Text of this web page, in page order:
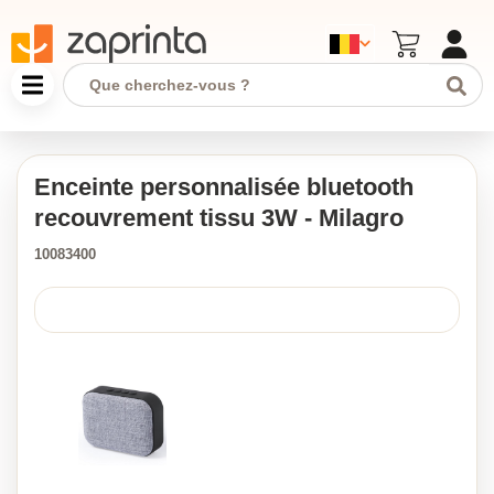
Enceinte personnalisée bluetooth
recouvrement tissu 3W - Milagro
10083400